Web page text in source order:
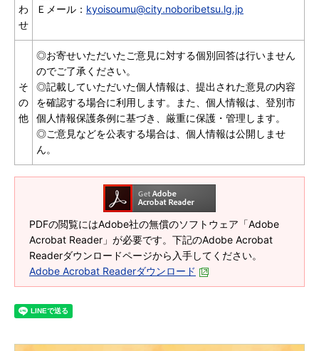
わ
せ
Ｅメール： kyoisoumu@city.noboribetsu.lg.jp
そ
の
他
◎お寄せいただいたご意見に対する個別回答は行いません
のでご了承ください。
◎記載していただいた個人情報は、提出された意見の内容
を確認する場合に利用します。また、個人情報は、登別市
個人情報保護条例に基づき、厳重に保護・管理します。
◎ご意見などを公表する場合は、個人情報は公開しませ
ん。
PDFの閲覧にはAdobe社の無償のソフトウェア「Adobe
Acrobat Reader」が必要です。下記のAdobe Acrobat
Readerダウンロードページから入手してください。
Adobe Acrobat Readerダウンロード